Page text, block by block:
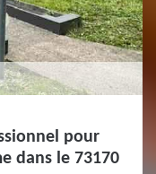
pour
dans le 73170